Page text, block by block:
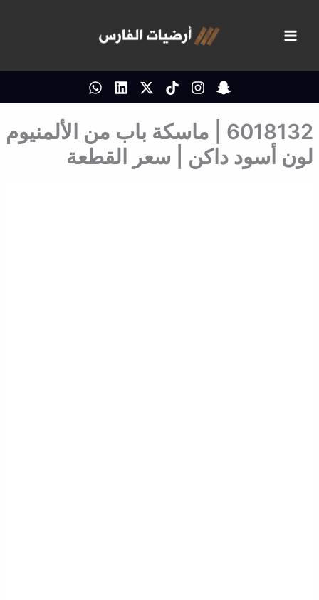
المحتوى
6018132 | ماسكة باب من الألمنيوم
لون أسود داكن | سعر القطعة